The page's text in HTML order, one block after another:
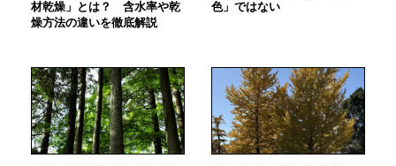
材乾燥」とは？ 含水率や乾
燥方法の違いを徹底解説
色」ではない